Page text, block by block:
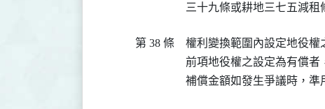
三十九條或耕地三七五減租
第 38 條
權利變換範圍內設定地役權
前項地役權之設定為有償者
補償金額如發生爭議時，準